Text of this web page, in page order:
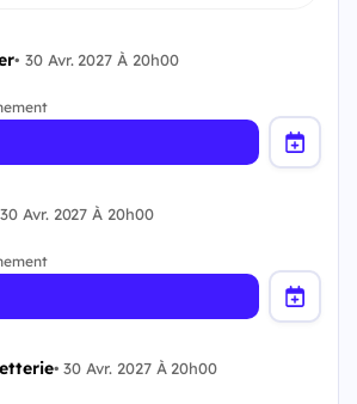
• 30 Avr. 2027 À 20h00
30 Avr. 2027 À 20h00
•30 Avr. 2027 À 20h00